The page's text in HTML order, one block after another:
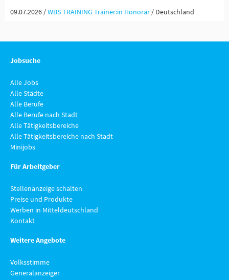
09.07.2026 /WBS TRAINING Trainer:in Honorar / Deutschland
Jobsuche
Alle Jobs
Alle Städte
Alle Berufe
Alle Berufe nach Stadt
Alle Tätigkeitsbereiche
Alle Tätigkeitsbereiche nach Stadt
Minijobs
Für Arbeitgeber
Stellenanzeige schalten
Preise und Produkte
Werben in Mitteldeutschland
Kontakt
Weitere Angebote
Volksstimme
Generalanzeiger